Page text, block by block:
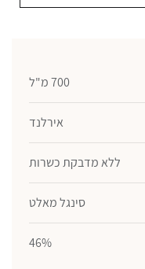
700 מ"ל
אירלנד
ללא מדבקת כשרות
סינגל מאלט
46%